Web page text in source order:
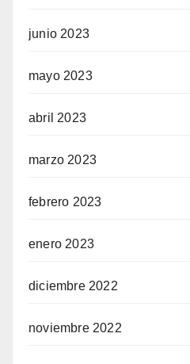
junio 2023
mayo 2023
abril 2023
marzo 2023
febrero 2023
enero 2023
diciembre 2022
noviembre 2022